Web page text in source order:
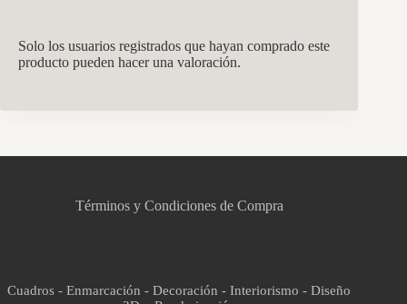
Solo los usuarios registrados que hayan comprado este
producto pueden hacer una valoración.
Términos y Condiciones de Compra
Cuadros - Enmarcación - Decoración - Interiorismo - Diseño
Asistente virtual · En línea